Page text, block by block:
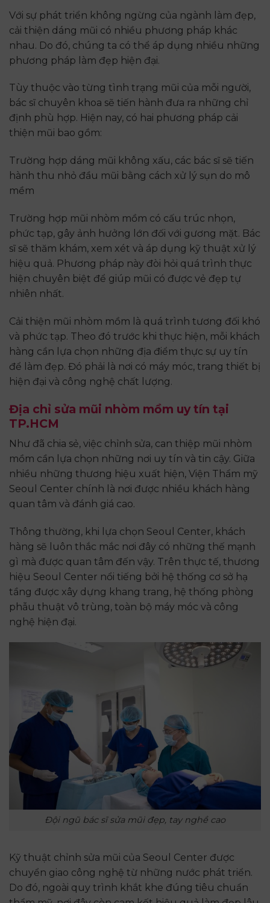
Với sự phát triển không ngừng của ngành làm đẹp,
cải thiện dáng mũi có nhiều phương pháp khác
nhau. Do đó, chúng ta có thể áp dụng nhiều những
phương pháp làm đẹp hiện đại.
Tùy thuộc vào từng tình trạng mũi của mỗi người,
bác sĩ chuyên khoa sẽ tiến hành đưa ra những chỉ
định phù hợp. Hiện nay, có hai phương pháp cải
thiện mũi bao gồm:
Trường hợp dáng mũi không xấu, các bác sĩ sẽ tiến
hành thu nhỏ đầu mũi bằng cách xử lý sụn do mô
mềm
Trường hợp mũi nhòm mồm có cấu trúc nhọn,
phức tạp, gây ảnh hưởng lớn đối với gương mặt. Bác
sĩ sẽ thăm khám, xem xét và áp dụng kỹ thuật xử lý
hiệu quả. Phương pháp này đòi hỏi quá trình thực
hiện chuyên biệt để giúp mũi có được vẻ đẹp tự
nhiên nhất.
Cải thiện mũi nhòm mồm là quá trình tương đối khó
và phức tạp. Theo đó trước khi thực hiện, mỗi khách
hàng cần lựa chọn những địa điểm thực sự uy tín
để làm đẹp. Đó phải là nơi có máy móc, trang thiết bị
hiện đại và công nghệ chất lượng.
Địa chỉ sửa mũi nhòm mồm uy tín tại
TP.HCM
Như đã chia sẻ, việc chỉnh sửa, can thiệp mũi nhòm
mồm cần lựa chọn những nơi uy tín và tin cậy. Giữa
nhiều những thương hiệu xuất hiện, Viện Thẩm mỹ
Seoul Center chính là nơi được nhiều khách hàng
quan tâm và đánh giá cao.
Thông thường, khi lựa chọn Seoul Center, khách
hàng sẽ luôn thắc mắc nơi đây có những thế mạnh
gì mà được quan tâm đến vậy. Trên thực tế, thương
hiệu Seoul Center nổi tiếng bởi hệ thống cơ sở hạ
tầng được xây dựng khang trang, hệ thống phòng
phẫu thuật vô trùng, toàn bộ máy móc và công
nghệ hiện đại.
Đội ngũ bác sĩ sửa mũi đẹp, tay nghề cao
Kỹ thuật chỉnh sửa mũi của Seoul Center được
chuyển giao công nghệ từ những nước phát triển.
Do đó, ngoài quy trình khắt khe đúng tiêu chuẩn